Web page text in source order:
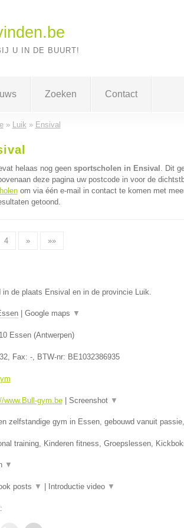
U IN DE BUURT!
Zoeken Contact
» Luik » Ensival
helaas nog geen sportscholen in Ensival . Dit
deze pagina uw postcode in voor de
om via één e-mail in contact te komen met
getoond.
4 » »»
in de plaats Ensival en in de provincie Luik.
| Google maps ▼
Essen(Antwerpen)
, Fax: -, BTW-nr: BE1032386935
www.Bull-gym.be| Screenshot ▼
zelfstandige gym in Essen, gebouwd vanuit
training, Kinderen fitness, Groepslessen,
▼
posts ▼ Introductie video ▼